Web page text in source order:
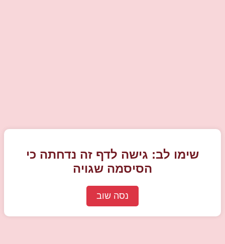
שימו לב: גישה לדף זה נדחתה כי
הסיסמה שגויה
נסה שוב